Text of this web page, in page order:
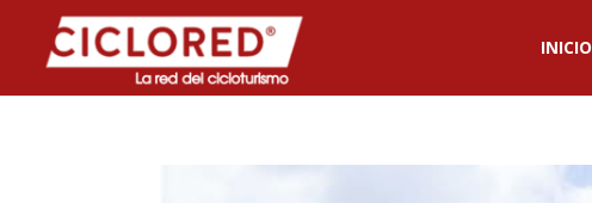
INICIO